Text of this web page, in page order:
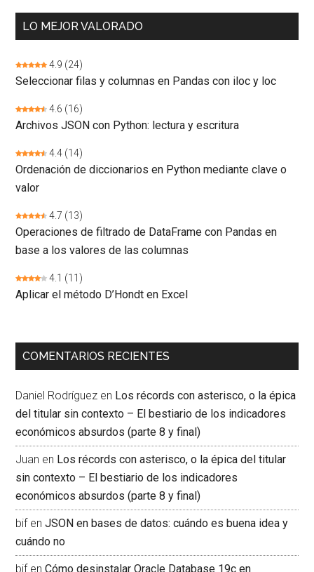
LO MEJOR VALORADO
4.9 (24)
Seleccionar filas y columnas en Pandas con iloc y loc
4.6 (16)
Archivos JSON con Python: lectura y escritura
4.4 (14)
Ordenación de diccionarios en Python mediante clave o
valor
4.7 (13)
Operaciones de filtrado de DataFrame con Pandas en
base a los valores de las columnas
4.1 (11)
Aplicar el método D’Hondt en Excel
COMENTARIOS RECIENTES
Daniel Rodríguez en Los récords con asterisco, o la épica
del titular sin contexto – El bestiario de los indicadores
económicos absurdos (parte 8 y final)
Juan en Los récords con asterisco, o la épica del titular
sin contexto – El bestiario de los indicadores
económicos absurdos (parte 8 y final)
bifenJSON en bases de datos: cuándo es buena idea y
cuándo no
bifenCómo desinstalar Oracle Database 19c en